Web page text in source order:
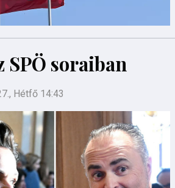
SPÖ soraiban
Hétfő 14:43